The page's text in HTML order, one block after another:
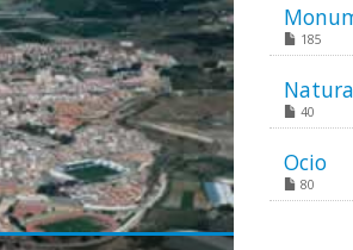
185
40
Ocio
80